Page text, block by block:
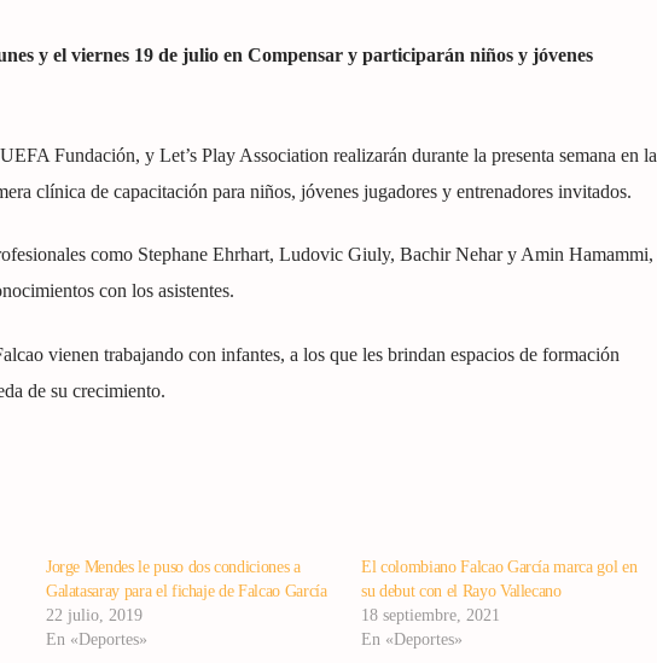
y el viernes 19 de julio en Compensar y participarán niños y jóvenes
Fundación, y Let’s Play Association realizarán durante la presenta semana en la
clínica de capacitación para niños, jóvenes jugadores y entrenadores invitados.
como Stephane Ehrhart, Ludovic Giuly, Bachir Nehar y Amin Hamammi,
con los asistentes.
vienen trabajando con infantes, a los que les brindan espacios de formación
de su crecimiento.
Jorge Mendes le puso dos condiciones a
Galatasaray para el fichaje de Falcao García
22 julio, 2019
En «Deportes»
El colombiano Falcao García marca gol en
su debut con el Rayo Vallecano
18 septiembre, 2021
En «Deportes»